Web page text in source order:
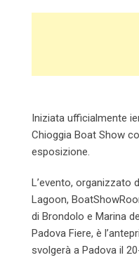
Iniziata ufficialmente
Chioggia Boat Show
esposizione.
L’evento, organizzato
Lagoon,
di Brondolo e Marina
Padova Fiere, è
svolgerà a Padova il